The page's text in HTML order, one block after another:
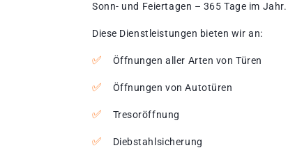
Sonn- und Feiertagen – 365 Tage im Jahr.
Diese Dienstleistungen bieten wir an:
Öffnungen aller Arten von Türen
Öffnungen von Autotüren
Tresoröffnung
Diebstahlsicherung